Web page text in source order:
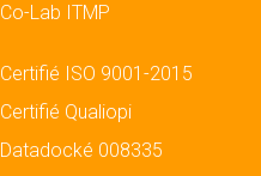
Co-Lab ITMP
Certifié ISO 9001-2015
Certifié Qualiopi
Datadocké 008335